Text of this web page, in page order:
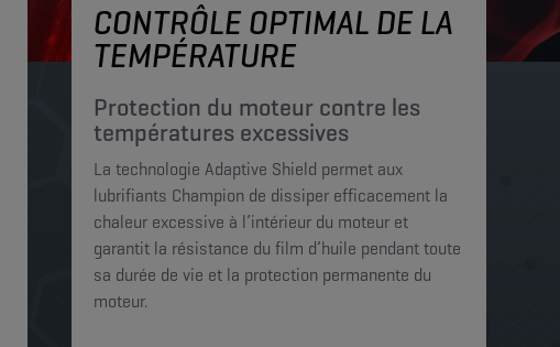
CONTRÔLE OPTIMAL DE LA
TEMPÉRATURE
Protection du moteur contre les
températures excessives
La technologie Adaptive Shield permet aux
lubrifiants Champion de dissiper efficacement la
chaleur excessive à l’intérieur du moteur et
garantit la résistance du film d’huile pendant toute
sa durée de vie et la protection permanente du
moteur.